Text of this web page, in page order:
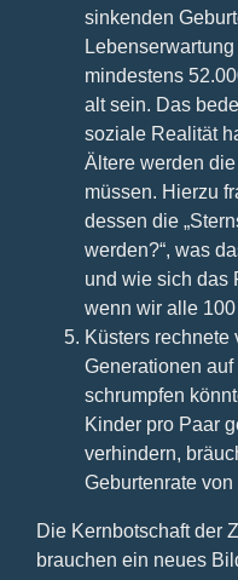
sinkenden
mindestens
alt sein. Das
soziale Realität
Ältere werden
müssen. Hierzu
dessen die
werden?“, was
und wie sich das
wenn wir alle
Küsters rechnete
Generationen
schrumpfen
Kinder pro Paar
verhindern,
Geburtenrate
Die Kernbotschaft der
brauchen ein neues